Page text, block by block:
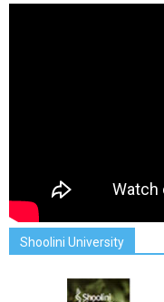
Shoolini University